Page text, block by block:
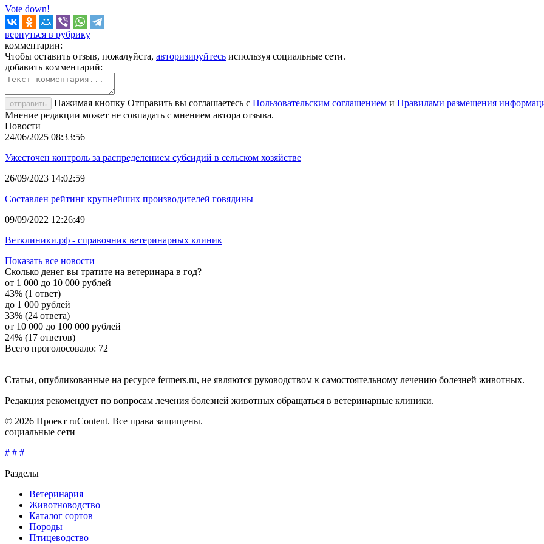
Vote down!
вернуться в рубрику
комментарии:
Чтобы оставить отзыв, пожалуйста, авторизируйтесь используя социальные сети.
добавить комментарий:
отправить Нажимая кнопку Отправить вы соглашаетесь с Пользовательским соглашением и Правилами размещения
Мнение редакции может не совпадать с мнением автора отзыва.
Новости
24/06/2025 08:33:56
Ужесточен контроль за распределением субсидий в сельском хозяйстве
26/09/2023 14:02:59
Составлен рейтинг крупнейших производителей говядины
09/09/2022 12:26:49
Ветклиники.рф - справочник ветеринарных клиник
Показать все новости
Сколько денег вы тратите на ветеринара в год?
от 1 000 до 10 000 рублей
43% (1 ответ)
до 1 000 рублей
33% (24 ответа)
от 10 000 до 100 000 рублей
24% (17 ответов)
Всего проголосовало: 72
Статьи, опубликованные на ресурсе fermers.ru, не являются руководством к самостоятельному лечению болезней животных.
Редакция рекомендует по вопросам лечения болезней животных обращаться в ветеринарные клиники.
© 2026 Проект ruContent. Все права защищены.
социальные сети
# # #
Разделы
Ветеринария
Животноводство
Каталог сортов
Породы
Птицеводство